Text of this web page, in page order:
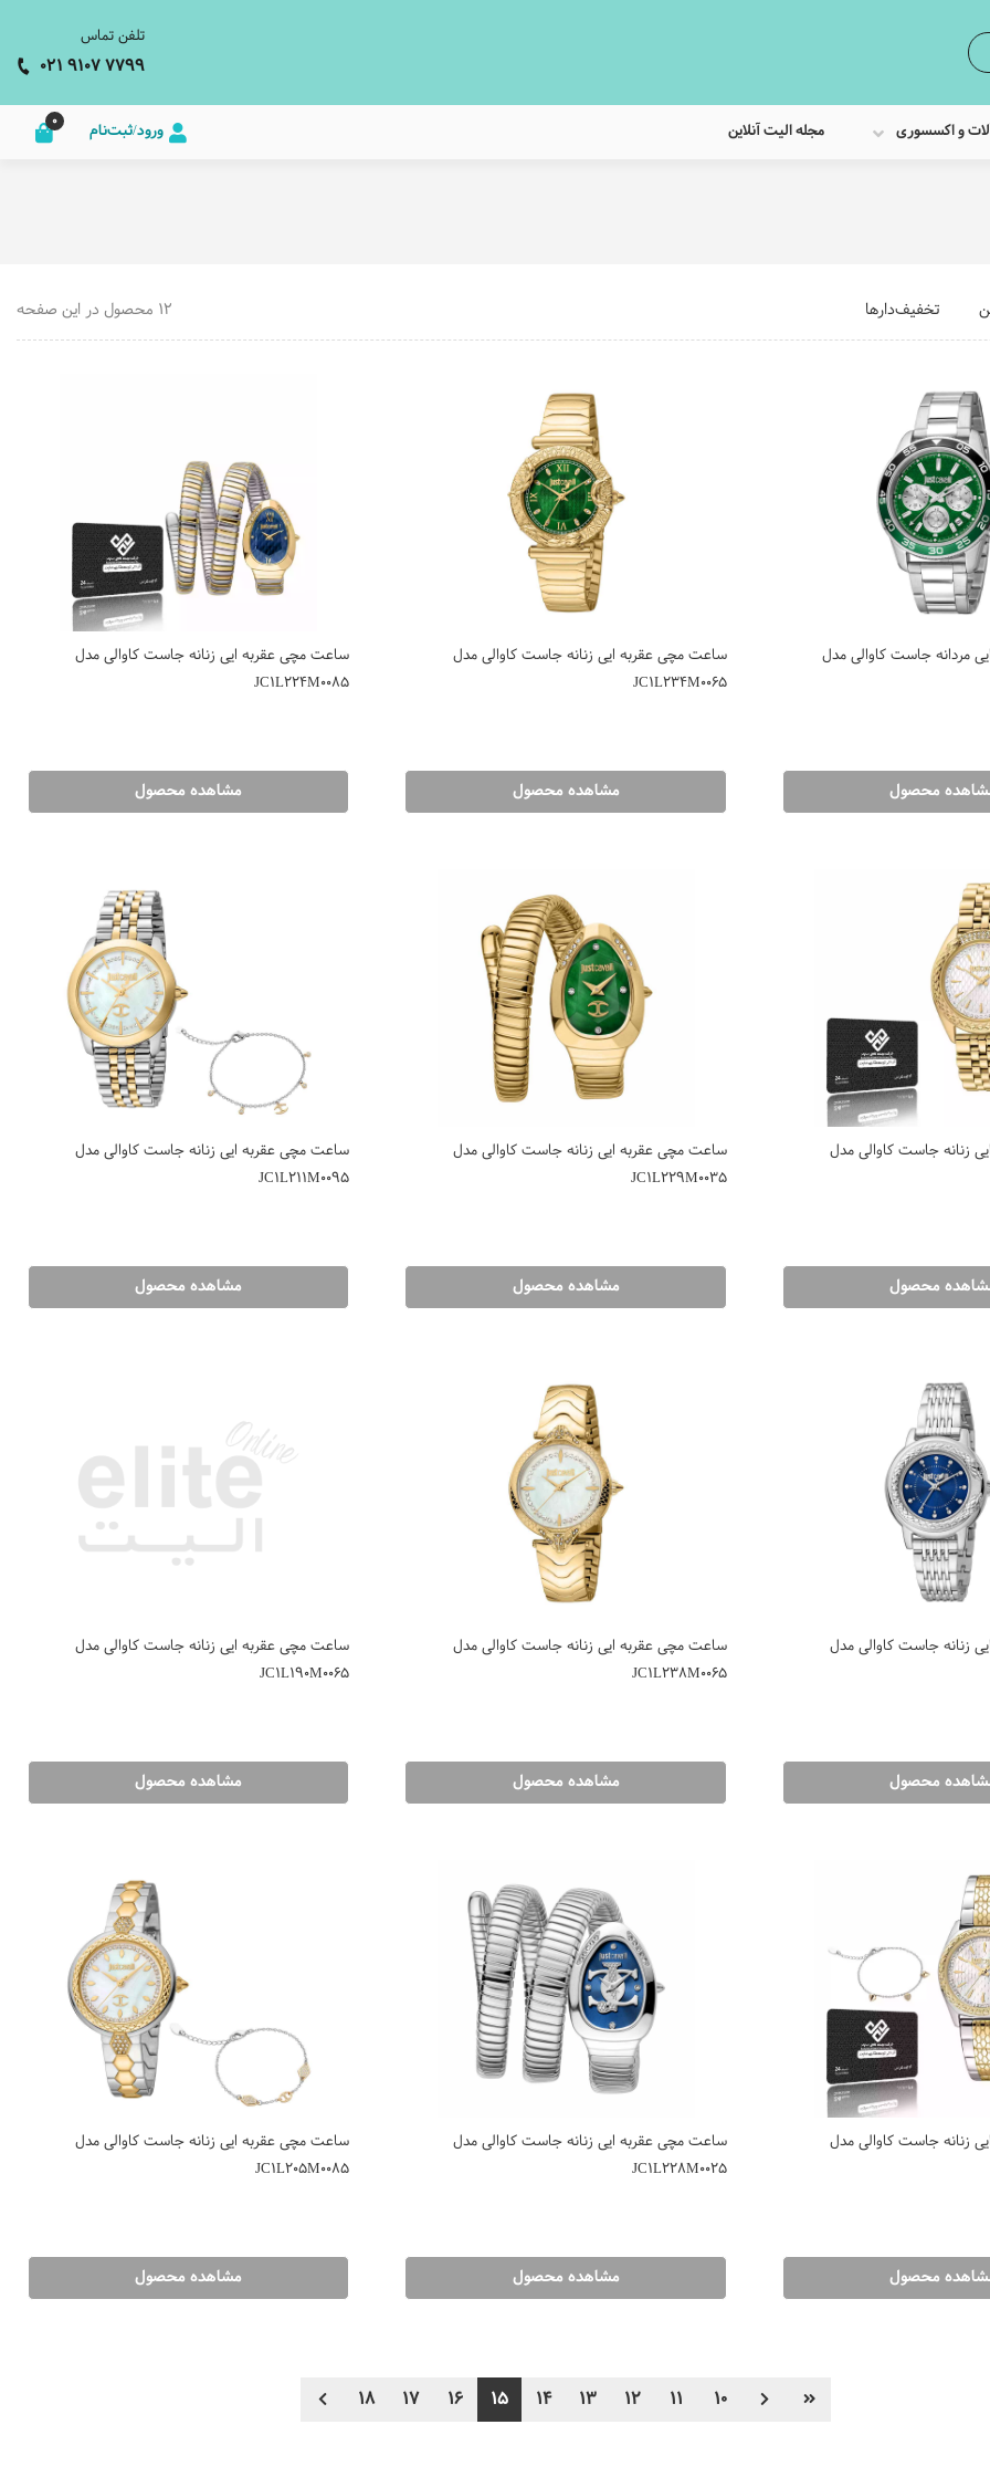
تلفن تماس
021 9107 7799
و اکسسوری مجله الیت آنلاین ورود/ثبت‌نام 0
12 محصول در این صفحه تخفیف‌دارها
مردانه جاست کاوالی مدل
محصول
ساعت مچی عقربه ایی زنانه جاست کاوالی مدل
JC1L234M0065
مشاهده محصول
ساعت مچی عقربه ایی زنانه جاست کاوالی مدل
JC1L224M0085
مشاهده محصول
زنانه جاست کاوالی مدل
محصول
ساعت مچی عقربه ایی زنانه جاست کاوالی مدل
JC1L229M0035
مشاهده محصول
ساعت مچی عقربه ایی زنانه جاست کاوالی مدل
JC1L211M0095
مشاهده محصول
زنانه جاست کاوالی مدل
محصول
ساعت مچی عقربه ایی زنانه جاست کاوالی مدل
JC1L238M0065
مشاهده محصول
ساعت مچی عقربه ایی زنانه جاست کاوالی مدل
JC1L190M0065
مشاهده محصول
زنانه جاست کاوالی مدل
محصول
ساعت مچی عقربه ایی زنانه جاست کاوالی مدل
JC1L228M0025
مشاهده محصول
ساعت مچی عقربه ایی زنانه جاست کاوالی مدل
JC1L205M0085
مشاهده محصول
10
11
12
13
14
15
16
17
18